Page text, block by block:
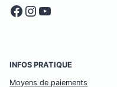
Facebook
Instagram
YouTube
INFOS PRATIQUE
Moyens de paiements